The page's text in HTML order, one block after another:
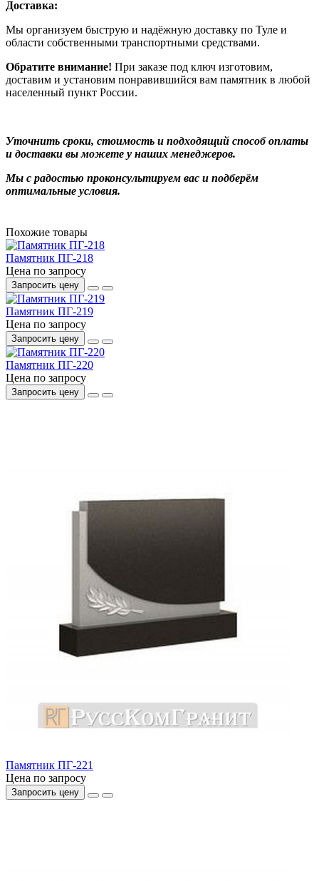
Доставка:
Мы организуем быструю и надёжную доставку по Туле и
области собственными транспортными средствами.
Обратите внимание! При заказе под ключ изготовим,
доставим и установим понравившийся вам памятник в любой
населенный пункт России.
Уточнить сроки, стоимость и подходящий способ оплаты
и доставки вы можете у наших менеджеров.
Мы с радостью проконсультируем вас и подберём
оптимальные условия.
Похожие товары
Памятник ПГ-218
Цена по запросу
Запросить цену
Памятник ПГ-219
Цена по запросу
Запросить цену
Памятник ПГ-220
Цена по запросу
Запросить цену
Памятник ПГ-221
Цена по запросу
Запросить цену